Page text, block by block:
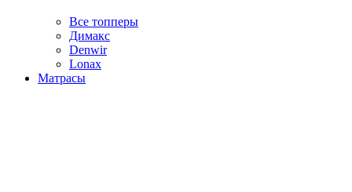
Все топперы
Димакс
Denwir
Lonax
Матрасы